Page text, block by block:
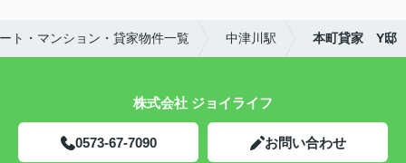
ト・マンション・貸家物件一覧 中津川駅 本町貸家 Y邸
株式会社 ジョイライフ
0573-67-7090 お問い合わせ